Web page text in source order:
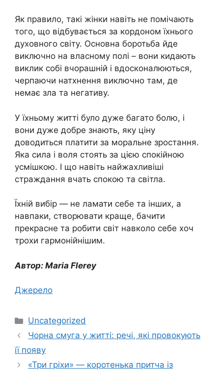
Як правило, такі жінки навіть не помічають
того, що відбувається за кордоном їхнього
духовного світу. Основна боротьба йде
виключно на власному полі – вони кидають
виклик собі вчорашній і вдосконалюються,
черпаючи натхнення виключно там, де
немає зла та негативу.
У їхньому житті було дуже багато болю, і
вони дуже добре знають, яку ціну
доводиться платити за моральне зростання.
Яка сила і воля стоять за цією спокійною
усмішкою. І що навіть найжахливіші
страждання вчать спокою та світла.
Їхній вибір — не ламати себе та інших, а
навпаки, створювати краще, бачити
прекрасне та робити світ навколо себе хоч
трохи гармонійнішим.
Автор: Maria Flerey
Джерело
Категорії
Uncategorized
Чорна смуга у житті: речі, які провокують
її появу
«Три гріхи» — коротенька притча із